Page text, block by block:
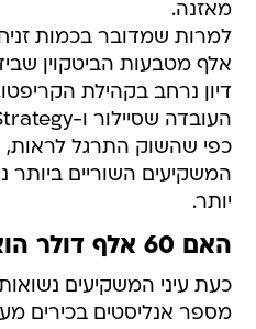
מאזנה.
אלף מטבעות הביטקוין
דיון נרחב בקהילת
כפי שהשוק התרגל
המשקיעים השוריים ביותר
יותר.
האם 60 אלף דולר הוא הקו האחרון?
מספר אנליסטים בכירים